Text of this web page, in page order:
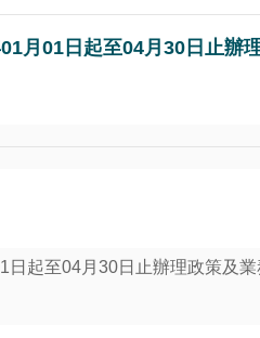
月01日起至04月30日止辦
起至04月30日止辦理政策及